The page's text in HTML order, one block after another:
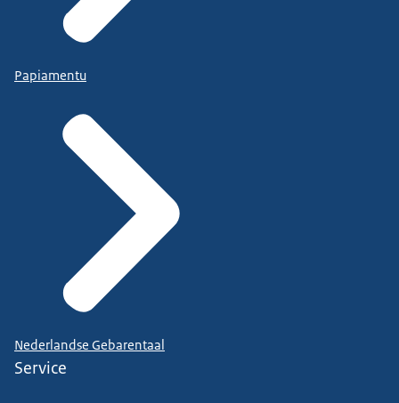
Papiamentu
Nederlandse Gebarentaal
Service